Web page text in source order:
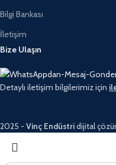
Bilgi Bankası
İletişim
Bize Ulaşın
Detaylı iletişim bilgilerimiz için
2025 - Vinç Endüstridijital